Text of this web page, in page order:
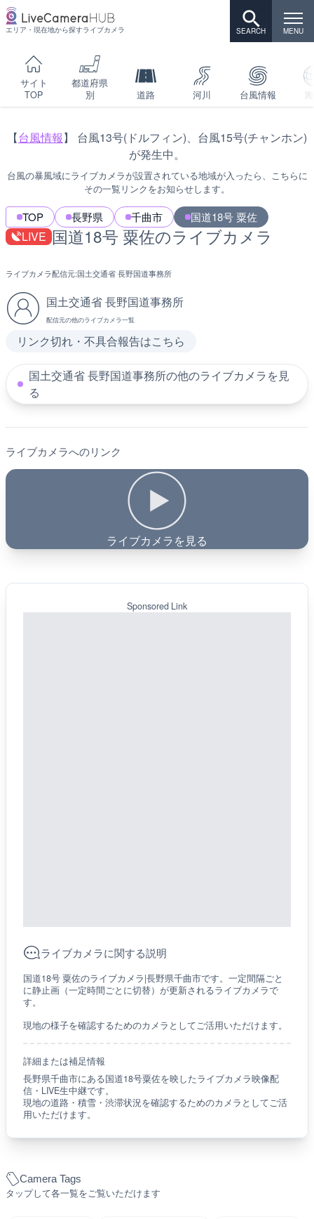
エリア・現在地から探すライブカメラ
サイト
TOP
都道府県
別
道路 河川 台風情報
【台風情報】 台風13号(ドルフィン)、台風15号(チャンホン)
が発生中。
台風の暴風域にライブカメラが設置されている地域が入ったら、こちらに
その一覧リンクをお知らせします。
TOP 長野県 千曲市 国道18号 粟佐
LIVE 国道18号 粟佐のライブカメラ
ライブカメラ配信元:国土交通省 長野国道事務所
国土交通省 長野国道事務所
配信元の他のライブカメラ一覧
リンク切れ・不具合報告はこちら
国土交通省 長野国道事務所の他のライブカメラを見
る
ライブカメラへのリンク
ライブカメラを見る
Camera Tags
タップして各一覧をご覧いただけます
Sponsored Link
ライブカメラに関する説明
国道18号 粟佐のライブカメラ|長野県千曲市です。一定間隔ごと
に静止画（一定時間ごとに切替）が更新されるライブカメラで
す。
現地の様子を確認するためのカメラとしてご活用いただけます。
詳細または補足情報
長野県千曲市にある国道18号粟佐を映したライブカメラ映像配
信・LIVE生中継です。
現地の道路・積雪・渋滞状況を確認するためのカメラとしてご活
用いただけます。